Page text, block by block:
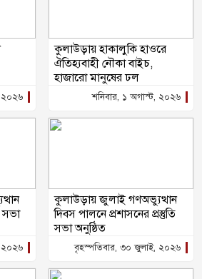
২০২৬
২০২৬
কুলাউড়ায় হাকালুকি হাওরে
ঐতিহ্যবাহী নৌকা বাইচ,
হাজারো মানুষের ঢল
শনিবার, ১ অগাস্ট, ২০২৬
কুলাউড়ায় জুলাই গণঅভ্যুত্থান
দিবস পালনে প্রশাসনের প্রস্তুতি
সভা অনুষ্ঠিত
বৃহস্পতিবার, ৩০ জুলাই, ২০২৬